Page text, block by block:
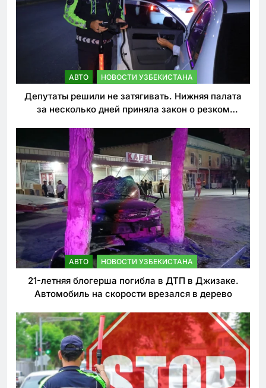
АВТО НОВОСТИ УЗБЕКИСТАНА
Депутаты решили не затягивать. Нижняя палата
за несколько дней приняла закон о резком
АВТО НОВОСТИ УЗБЕКИСТАНА
21-летняя блогерша погибла в ДТП в Джизаке.
Автомобиль на скорости врезался в дерево